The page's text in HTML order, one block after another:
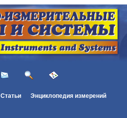
Статьи Энциклопедия измерений